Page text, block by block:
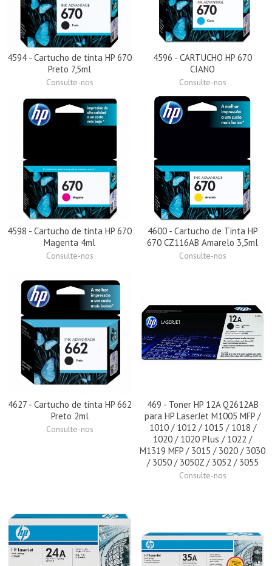
4594 - Cartucho de tinta HP 670
Preto 7,5ml
Consulte-nos
4596 - CARTUCHO HP 670
CIANO
Consulte-nos
4598 - Cartucho de tinta HP 670
Magenta 4ml
Consulte-nos
4600 - Cartucho de Tinta HP
670 CZ116AB Amarelo 3,5ml
Consulte-nos
4627 - Cartucho de tinta HP 662
Preto 2ml
Consulte-nos
469 - Toner HP 12A Q2612AB
para HP LaserJet M1005 MFP /
1010 / 1012 / 1015 / 1018 /
1020 / 1020 Plus / 1022 /
M1319 MFP / 3015 / 3020 / 3030
/ 3050 / 3050Z / 3052 / 3055
Consulte-nos